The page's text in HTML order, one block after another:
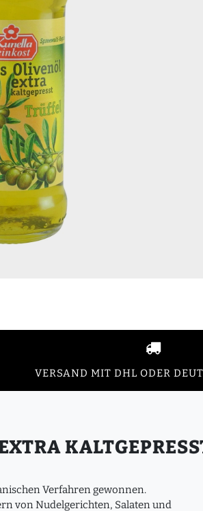
VERSAND MIT DHL ODER
Verfahren gewonnen.
von Nudelgerichten, Salaten und